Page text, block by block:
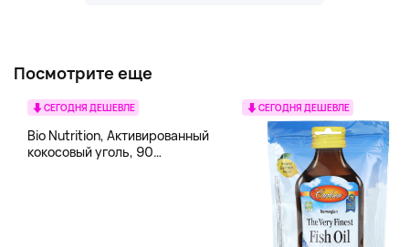
Посмотрите еще
СЕГОДНЯ ДЕШЕВЛЕ
Bio Nutrition, Активированный
кокосовый уголь, 90
СЕГОДНЯ ДЕШЕВЛЕ